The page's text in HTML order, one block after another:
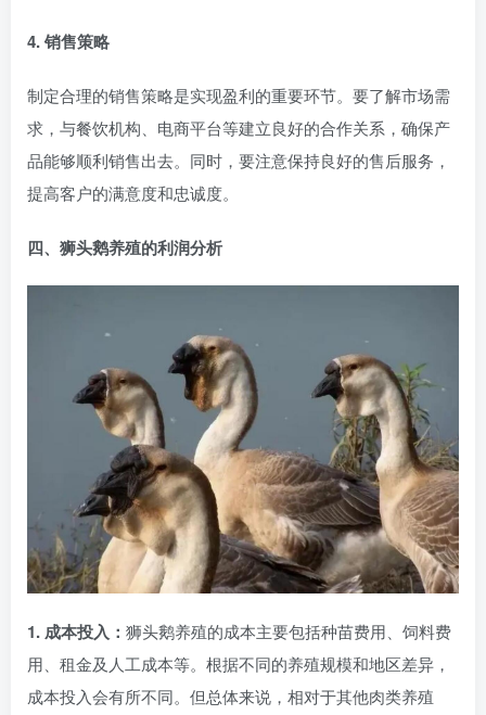
4. 销售策略
制定合理的销售策略是实现盈利的重要环节。要了解市场需
求，与餐饮机构、电商平台等建立良好的合作关系，确保产
品能够顺利销售出去。同时，要注意保持良好的售后服务，
提高客户的满意度和忠诚度。
四、狮头鹅养殖的利润分析
1. 成本投入： 狮头鹅养殖的成本主要包括种苗费用、饲料费
用、租金及人工成本等。根据不同的养殖规模和地区差异，
成本投入会有所不同。但总体来说，相对于其他肉类养殖